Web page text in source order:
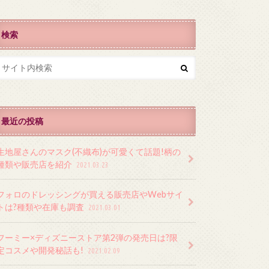
検索
最近の投稿
地屋さんのマスク(不織布)が可愛くて話題!柄の
類や販売店を紹介
2021.03.23
ォロのドレッシングが買える販売店やWebサイ
は?種類や在庫も調査
2021.03.01
ーミー×ディズニーストア第2弾の発売日は?限
コスメや開発秘話も!
2021.02.09